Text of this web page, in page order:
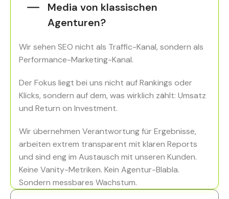
Media von klassischen
Agenturen?
Wir sehen SEO nicht als Traffic-Kanal, sondern als
Performance-Marketing-Kanal.
Der Fokus liegt bei uns nicht auf Rankings oder
Klicks, sondern auf dem, was wirklich zählt: Umsatz
und Return on Investment.
Wir übernehmen Verantwortung für Ergebnisse,
arbeiten extrem transparent mit klaren Reports
und sind eng im Austausch mit unseren Kunden.
Keine Vanity-Metriken. Kein Agentur-Blabla.
Sondern messbares Wachstum.